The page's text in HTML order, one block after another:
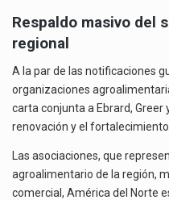
Respaldo masivo del
regional
A la par de las notificaciones
organizaciones
carta conjunta a Ebrard, Greer
renovación y el fortalecimiento
Las asociaciones, que
agroalimentario de la región,
comercial, América del Norte